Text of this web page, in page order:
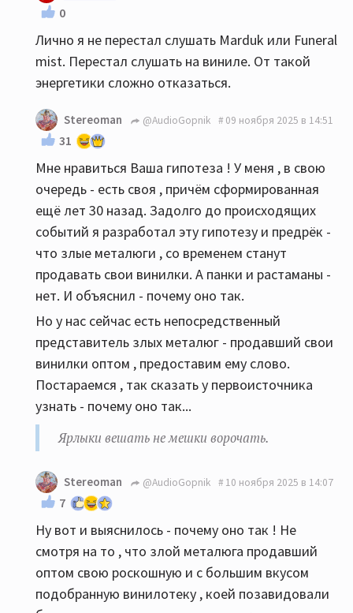
0
Лично я не перестал слушать Marduk или Funeral
mist. Перестал слушать на виниле. От такой
энергетики сложно отказаться.
Stereoman @AudioGopnik 09 ноября 2025 в 14:51
31
Мне нравиться Ваша гипотеза ! У меня , в свою
очередь - есть своя , причём сформированная
ещё лет 30 назад. Задолго до происходящих
событий я разработал эту гипотезу и предрёк -
что злые металюги , со временем станут
продавать свои винилки. А панки и растаманы -
нет. И объяснил - почему оно так.
Но у нас сейчас есть непосредственный
представитель злых металюг - продавший свои
винилки оптом , предоставим ему слово.
Постараемся , так сказать у первоисточника
узнать - почему оно так...
Ярлыки вешать не мешки ворочать.
Stereoman @AudioGopnik 10 ноября 2025 в 14:07
7
Ну вот и выяснилось - почему оно так ! Не
смотря на то , что злой металюга продавший
оптом свою роскошную и с большим вкусом
подобранную винилотеку , коей позавидовали